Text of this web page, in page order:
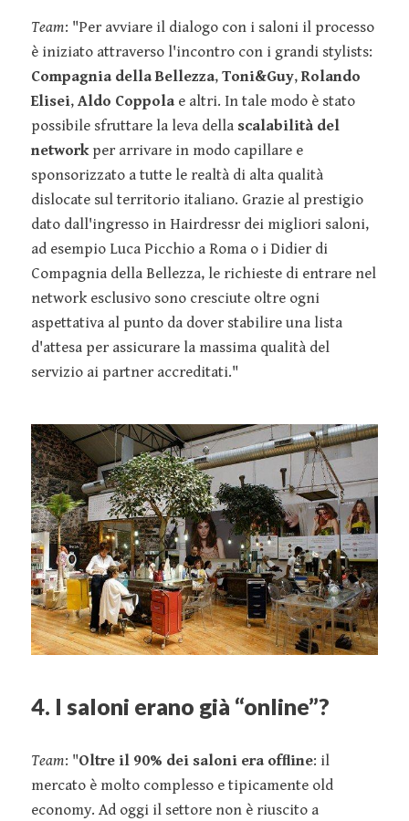
Team: "Per avviare il dialogo con i saloni il processo
è iniziato attraverso l'incontro con i grandi stylists:
Compagnia della Bellezza, Toni&Guy, Rolando
Elisei, Aldo Coppolae altri. In tale modo è stato
possibile sfruttare la leva della scalabilità del
networkper arrivare in modo capillare e
sponsorizzato a tutte le realtà di alta qualità
dislocate sul territorio italiano. Grazie al prestigio
dato dall'ingresso in Hairdressr dei migliori saloni,
ad esempio Luca Picchio a Roma o i Didier di
Compagnia della Bellezza, le richieste di entrare nel
network esclusivo sono cresciute oltre ogni
aspettativa al punto da dover stabilire una lista
d'attesa per assicurare la massima qualità del
servizio ai partner accreditati."
4. I saloni erano già “online”?
Team: "Oltre il 90% dei saloni era ofﬂine: il
mercato è molto complesso e tipicamente old
economy. Ad oggi il settore non è riuscito a